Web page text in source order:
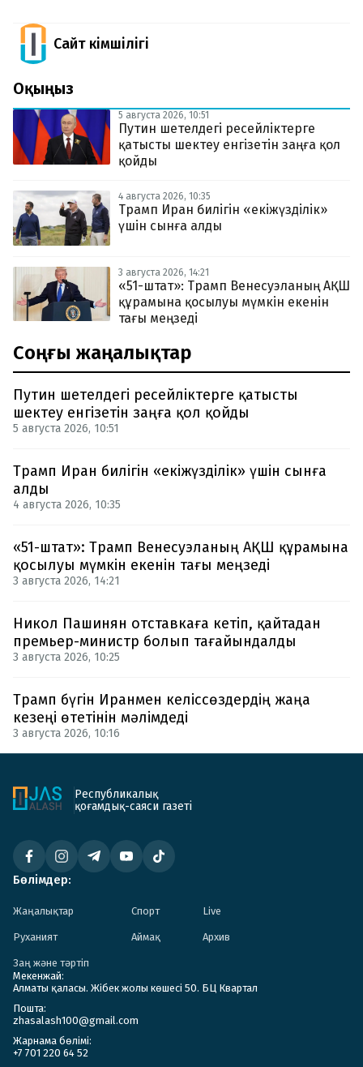
Сайт Әкімшілігі
Оқыңыз
5 августа 2026, 10:51
Путин шетелдегі ресейліктерге
қатысты шектеу енгізетін заңға қол
қойды
4 августа 2026, 10:35
Трамп Иран билігін «екіжүзділік»
үшін сынға алды
3 августа 2026, 14:21
«51-штат»: Трамп Венесуэланың АҚШ
құрамына қосылуы мүмкін екенін
тағы меңзеді
Соңғы жаңалықтар
Путин шетелдегі ресейліктерге қатысты
шектеу енгізетін заңға қол қойды
5 августа 2026, 10:51
Трамп Иран билігін «екіжүзділік» үшін сынға
алды
4 августа 2026, 10:35
«51-штат»: Трамп Венесуэланың АҚШ құрамына
қосылуы мүмкін екенін тағы меңзеді
3 августа 2026, 14:21
Никол Пашинян отставкаға кетіп, қайтадан
премьер-министр болып тағайындалды
3 августа 2026, 10:25
Трамп бүгін Иранмен келіссөздердің жаңа
кезеңі өтетінін мәлімдеді
3 августа 2026, 10:16
Республикалық
қоғамдық-саяси газеті
Бөлімдер:
Жаңалықтар Спорт Live
Руханият Аймақ Архив
Заң және тәртіп
Мекенжай:
Алматы қаласы. Жібек жолы көшесі 50. БЦ Квартал
Пошта:
zhasalash100@gmail.com
Жарнама бөлімі:
+7 701 220 64 52